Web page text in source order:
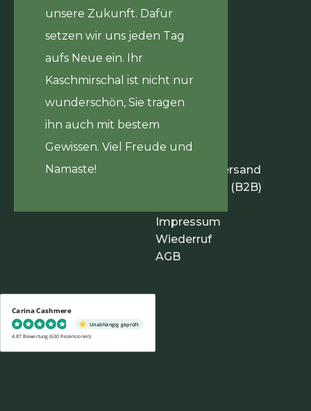
unsere Zukunft. Dafür
setzen wir uns jeden Tag
aufs Neue ein. Ihr
Kaschmirschal ist nicht nur
wunderschön, Sie tragen
ihn auch mit bestem
Gewissen. Viel Freude und
Namaste!
Carina Cashmere
Unabhängig geprüft
4.87 Bewertung (630 Rezensionen)
Infos
Zahlung & Versand
Händlerinfos (B2B)
Impressum
Wiederruf
AGB